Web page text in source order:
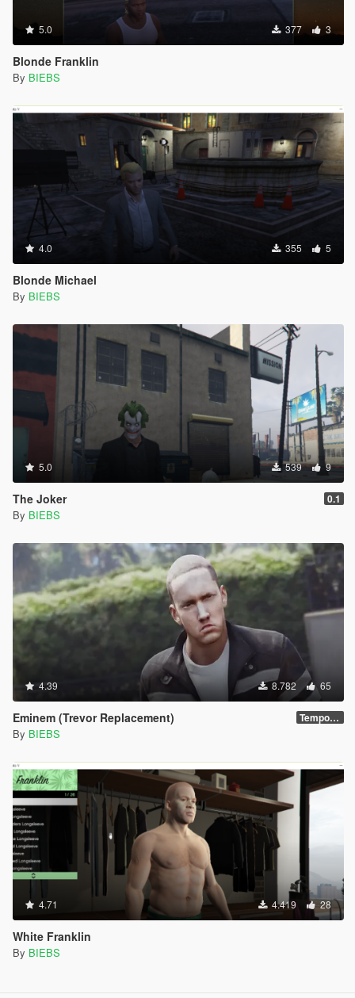
5.0 377 3
Blonde Franklin
By BIEBS
4.0 355 5
Blonde Michael
By BIEBS
5.0 539 9
The Joker 0.1
By BIEBS
4.39 8.782 65
Eminem (Trevor Replacement) Temporarily Discontinued
By BIEBS
4.71 4.419 28
White Franklin
By BIEBS